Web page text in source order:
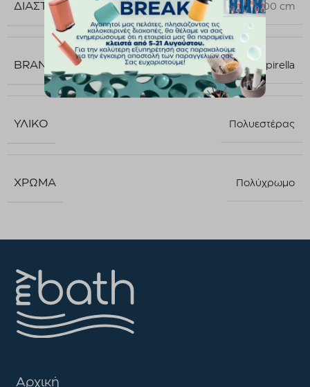
ΔΙΑΣΤΆΣΕΙΣ 180 × 200 cm
BRAND Spirella
ΥΛΙΚΌ Πολυεστέρας
ΧΡΏΜΑ Πολύχρωμο
Αρχική